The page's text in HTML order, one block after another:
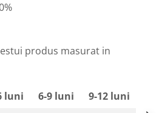
produs masurat in
luni 6-9 luni
9-12 luni